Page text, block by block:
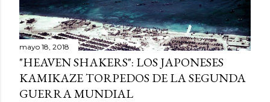
mayo 18, 2018
"HEAVEN SHAKERS": LOS JAPONESES
KAMIKAZE TORPEDOS DE LA SEGUNDA
GUERRA MUNDIAL